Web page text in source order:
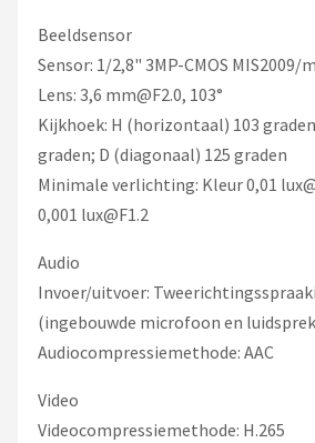
Beeldsensor
Sensor: 1/2,8" 3MP-CMOS
Lens: 3,6 mm@F2.0, 103°
Kijkhoek: H (horizontaal) 103
graden; D (diagonaal) 125 graden
Minimale verlichting: Kleur 0,01
0,001 lux@F1.2
Audio
Invoer/uitvoer:
(ingebouwde microfoon en
Audiocompressiemethode: AAC
Video
Videocompressiemethode: H.265